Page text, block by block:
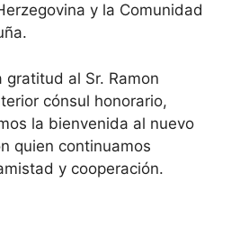
y la Comunidad
gratitud al Sr. Ramon
cónsul honorario,
la bienvenida al nuevo
quien continuamos
y cooperación.